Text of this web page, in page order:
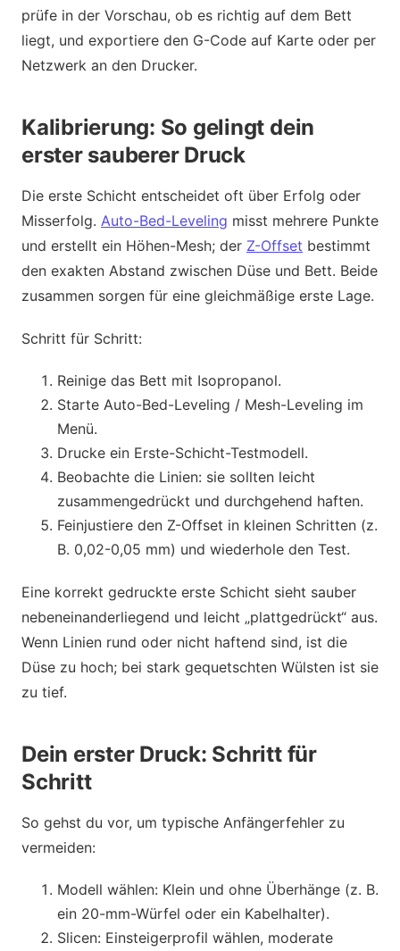
prüfe in der Vorschau, ob es richtig auf dem Bett
liegt, und exportiere den G-Code auf Karte oder per
Netzwerk an den Drucker.
Kalibrierung: So gelingt dein
erster sauberer Druck
Die erste Schicht entscheidet oft über Erfolg oder
Misserfolg. Auto-Bed-Leveling misst mehrere Punkte
und erstellt ein Höhen-Mesh; der Z-Offset bestimmt
den exakten Abstand zwischen Düse und Bett. Beide
zusammen sorgen für eine gleichmäßige erste Lage.
Schritt für Schritt:
Reinige das Bett mit Isopropanol.
Starte Auto-Bed-Leveling / Mesh-Leveling im
Menü.
Drucke ein Erste-Schicht-Testmodell.
Beobachte die Linien: sie sollten leicht
zusammengedrückt und durchgehend haften.
Feinjustiere den Z-Offset in kleinen Schritten (z.
B. 0,02-0,05 mm) und wiederhole den Test.
Eine korrekt gedruckte erste Schicht sieht sauber
nebeneinanderliegend und leicht „plattgedrückt“ aus.
Wenn Linien rund oder nicht haftend sind, ist die
Düse zu hoch; bei stark gequetschten Wülsten ist sie
zu tief.
Dein erster Druck: Schritt für
Schritt
So gehst du vor, um typische Anfängerfehler zu
vermeiden:
Modell wählen: Klein und ohne Überhänge (z. B.
ein 20-mm-Würfel oder ein Kabelhalter).
Slicen: Einsteigerprofil wählen, moderate